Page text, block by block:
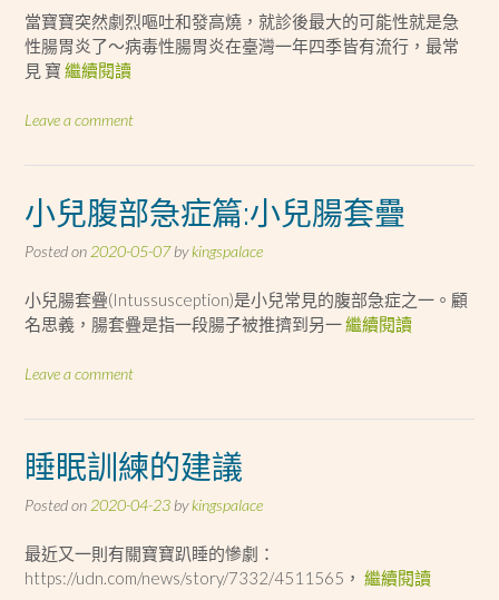
當寶寶突然劇烈嘔吐和發高燒，就診後最大的可能性就是急
性腸胃炎了～病毒性腸胃炎在臺灣一年四季皆有流行，最常
見 寶 繼續閱讀
Leave a comment
小兒腹部急症篇:小兒腸套疊
Posted on 2020-05-07bykingspalace
小兒腸套疊(Intussusception)是小兒常見的腹部急症之一。顧
名思義，腸套疊是指一段腸子被推擠到另一繼續閱讀
Leave a comment
睡眠訓練的建議
Posted on 2020-04-23 bykingspalace
最近又一則有關寶寶趴睡的慘劇：
https://udn.com/news/story/7332/4511565， 繼續閱讀